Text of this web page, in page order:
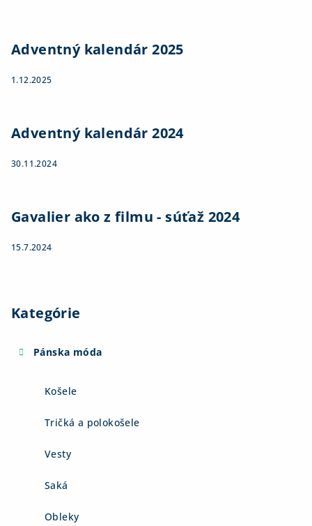
Adventný kalendár 2025
1.12.2025
Adventný kalendár 2024
30.11.2024
Gavalier ako z filmu - súťaž 2024
15.7.2024
Kategórie
Pánska móda
Košele
Tričká a polokošele
Vesty
Saká
Obleky